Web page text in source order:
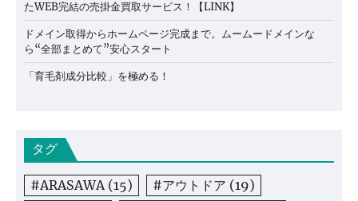
たWEB完結の売掛金買取サービス！【LINK】
ドメイン取得からホームページ完成まで。ムームードメインな
ら“全部まとめて”安心スタート
「育毛剤成分比較」を極める！
タグ
#ARASAWA(15) #アウトドア (19)